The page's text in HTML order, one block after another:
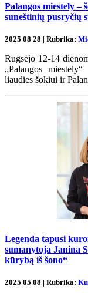
Palangos miestely –
suneštinių pusryčių
2025 08 28 | Rubrika:
Rugsėjo 12-14
„Palangos
liaudies šokiui ir
Legenda tapusi
sumanytoja Janina
kūrybą iš šono“
2025 05 08 | Rubrika: